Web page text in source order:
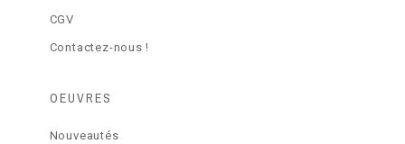
CGV
Contactez-nous !
OEUVRES
Nouveautés